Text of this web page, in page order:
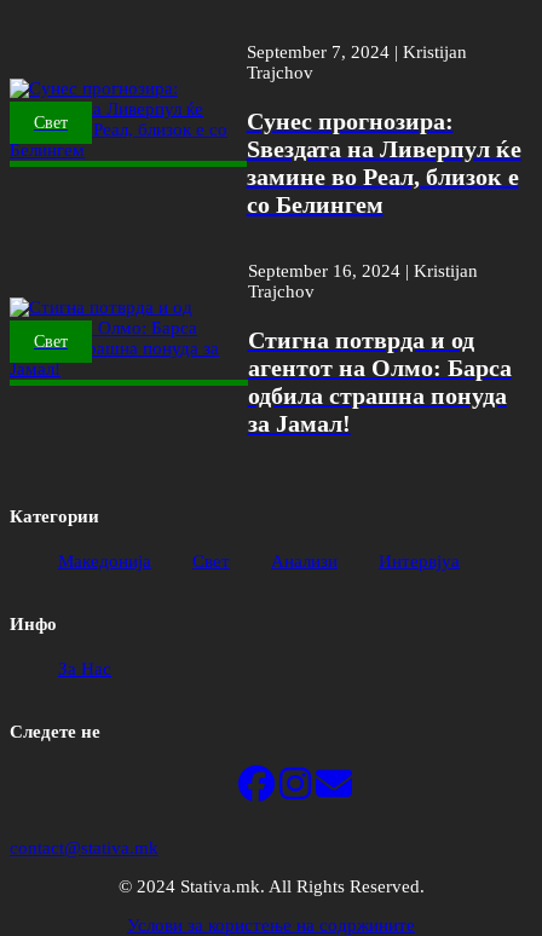
Свет
September 7, 2024 | Kristijan
Trajchov
Сунес прогнозира:
Ѕвездата на Ливерпул ќе
замине во Реал, близок е
со Белингем
Свет
September 16, 2024 | Kristijan
Trajchov
Стигна потврда и од
агентот на Олмо: Барса
одбила страшна понуда
за Јамал!
Категории
Македонија Свет Анализи Интервјуа
Инфо
За Нас
Следете не
contact@stativa.mk
© 2024 Stativa.mk. All Rights Reserved.
Услови за користење на содржините